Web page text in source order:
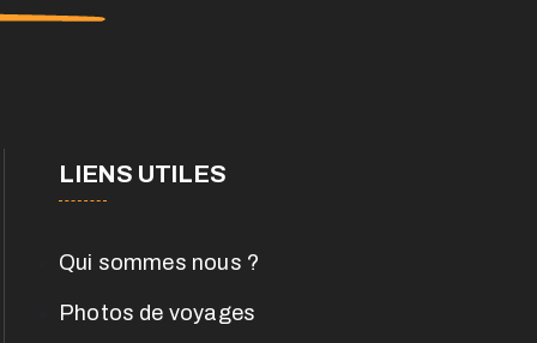
LIENS UTILES
Qui sommes nous ?
Photos de voyages